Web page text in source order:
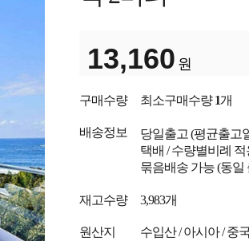
13,160 원
구매수량 최소구매수량1개
배송정보 당일출고 (평균출고
택배 / 수량별비례
묶음배송 가능 (동일
재고수량 3,983개
원산지 수입산 / 아시아 / 중